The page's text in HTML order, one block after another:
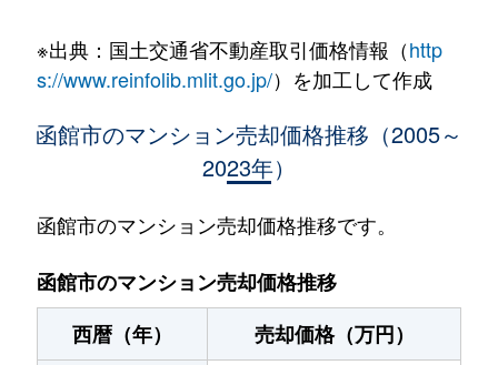
大森町
330万円 松風町
徒歩5
2,400万円 五稜郭
五稜郭町
520万円 五稜郭
末広町
230万円 十字街
末広町
240万円 十字街
※出典：国土交通省不動産取引価格情報（http
s://www.reinfolib.mlit.go.jp/）を加工して作成
函館市のマンション売却価格推移（2005～
2023年）
函館市のマンション売却価格推移です。
函館市のマンション売却価格推移
西暦（年）
売却価格（万円）